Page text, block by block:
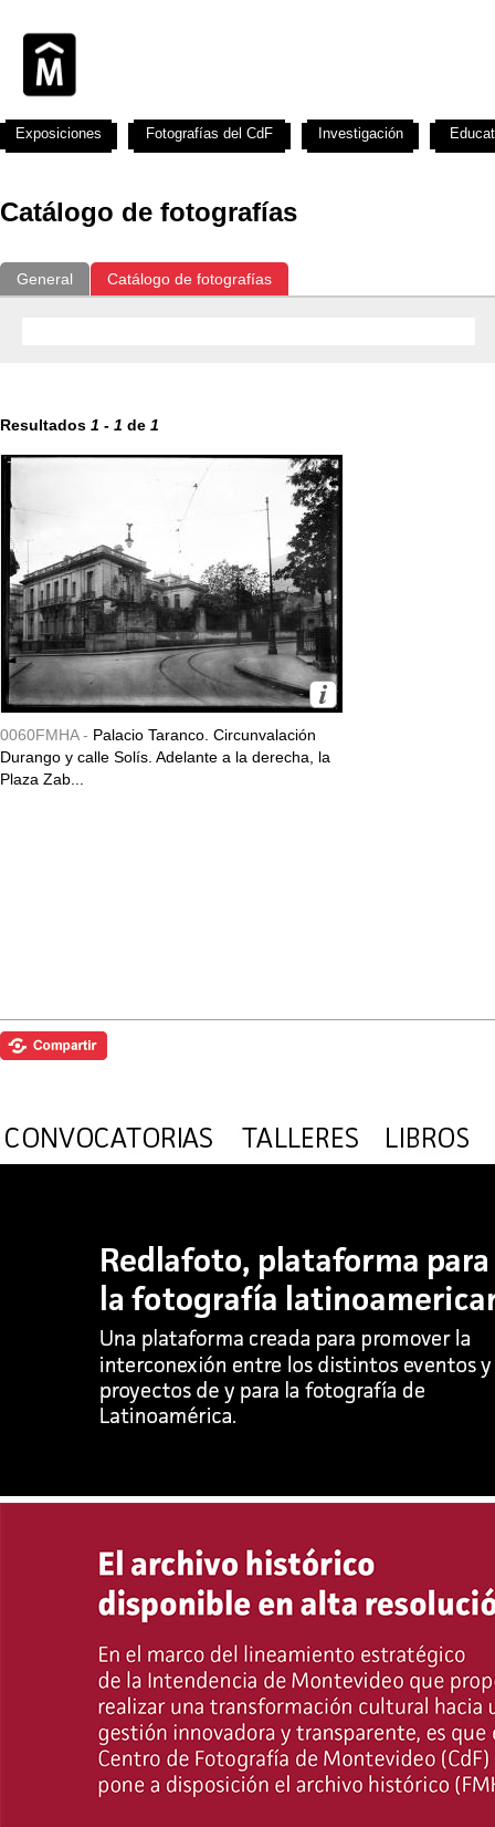
Catálogo de fotografías
General Catálogo de fotografías
Resultados 1 - 1 de 1
0060FMHA - Palacio Taranco. Circunvalación
Durango y calle Solís. Adelante a la derecha, la
Plaza Zab...
Exposiciones Fotografías del CdF Investigación